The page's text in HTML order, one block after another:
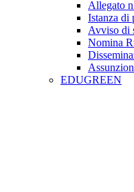
Allegato
Istanza di
Avviso di
Nomina
EDUGREEN